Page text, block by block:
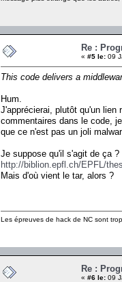
Re :
« #5 le: 09
This code delivers a
Hum.
J'apprécierai, plutôt qu'un lien
commentaires dans le code,
que ce n'est pas un joli
Je suppose qu'il s'agit de ça ?
http://biblion.epfl.ch/EPFL/
Mais d'où vient le tar, alors ?
Les épreuves de hack de NC sont
Re :
« #6 le: 09